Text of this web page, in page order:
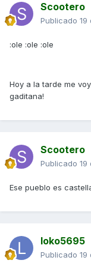
Scootero
Publicado 19
:ole :ole :ole
Hoy a la tarde me
gaditana!
Scootero
Publicado 19
Ese pueblo es
loko5695
Publicado 19